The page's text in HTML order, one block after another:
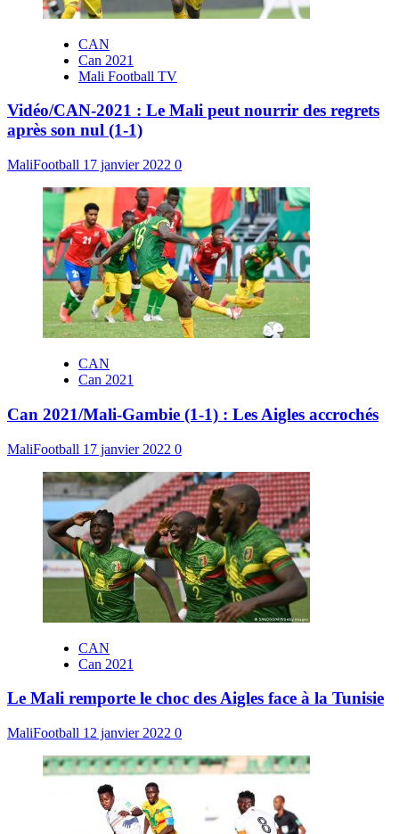
CAN
Can 2021
Mali Football TV
Vidéo/CAN-2021 : Le Mali peut nourrir des regrets
après son nul (1-1)
MaliFootball 17 janvier 2022 0
CAN
Can 2021
Can 2021/Mali-Gambie (1-1) : Les Aigles accrochés
MaliFootball 17 janvier 2022 0
CAN
Can 2021
Le Mali remporte le choc des Aigles face à la Tunisie
MaliFootball 12 janvier 2022 0